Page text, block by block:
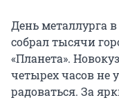
День металлурга
собрал тысячи
«Планета».
четырех часов не
радоваться. За